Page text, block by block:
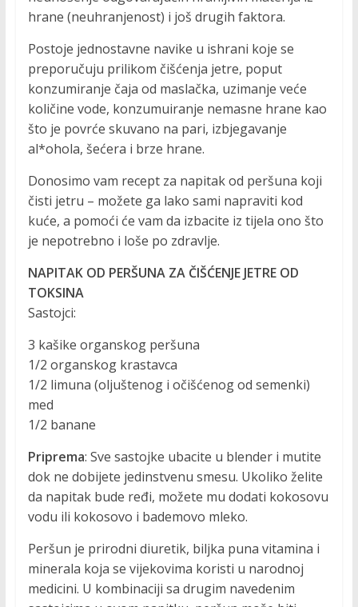
hrane (neuhranjenost) i još drugih faktora.
Postoje jednostavne navike u ishrani koje se
preporučuju prilikom čišćenja jetre, poput
konzumiranje čaja od maslačka, uzimanje veće
količine vode, konzumuiranje nemasne hrane kao
što je povrće skuvano na pari, izbjegavanje
al*ohola, šećera i brze hrane.
Donosimo vam recept za napitak od peršuna koji
čisti jetru – možete ga lako sami napraviti kod
kuće, a pomoći će vam da izbacite iz tijela ono što
je nepotrebno i loše po zdravlje.
NAPITAK OD PERŠUNA ZA ČIŠĆENJE JETRE OD
TOKSINA
Sastojci:
3 kašike organskog peršuna
1/2 organskog krastavca
1/2 limuna (oljuštenog i očišćenog od semenki)
med
1/2 banane
Priprema: Sve sastojke ubacite u blender i mutite
dok ne dobijete jedinstvenu smesu. Ukoliko želite
da napitak bude ređi, možete mu dodati kokosovu
vodu ili kokosovo i bademovo mleko.
Peršun je prirodni diuretik, biljka puna vitamina i
minerala koja se vijekovima koristi u narodnoj
medicini. U kombinaciji sa drugim navedenim